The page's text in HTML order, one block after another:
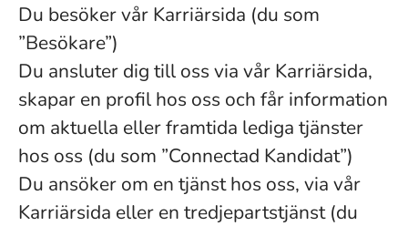
Du besöker vår Karriärsida (du som
”Besökare”)
Du ansluter dig till oss via vår Karriärsida,
skapar en profil hos oss och får information
om aktuella eller framtida lediga tjänster
hos oss (du som ”Connectad Kandidat”)
Du ansöker om en tjänst hos oss, via vår
Karriärsida eller en tredjepartstjänst (du